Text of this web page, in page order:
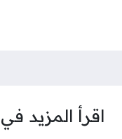
اقرأ المزيد في